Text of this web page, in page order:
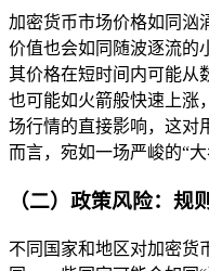
加密货币市场价格如同汹
价值也会如同随波逐流的
其价格在短时间内可能从
也可能如火箭般快速上涨
场行情的直接影响，这对
而言，宛如一场严峻的“大
（二）政策风险：规
不同国家和地区对加密货